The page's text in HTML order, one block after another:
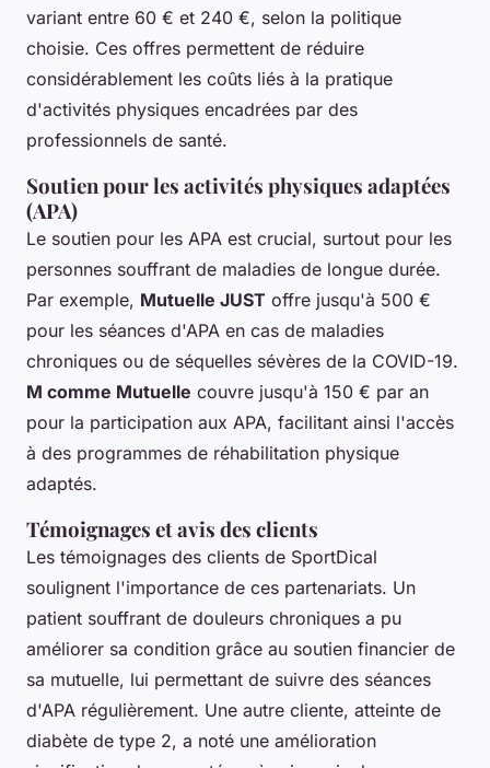
variant entre 60 € et 240 €, selon la politique
choisie. Ces offres permettent de réduire
considérablement les coûts liés à la pratique
d'activités physiques encadrées par des
professionnels de santé.
Soutien pour les activités physiques adaptées
(APA)
Le soutien pour les APA est crucial, surtout pour les
personnes souffrant de maladies de longue durée.
Par exemple, Mutuelle JUST offre jusqu'à 500 €
pour les séances d'APA en cas de maladies
chroniques ou de séquelles sévères de la COVID-19.
M comme Mutuelle couvre jusqu'à 150 € par an
pour la participation aux APA, facilitant ainsi l'accès
à des programmes de réhabilitation physique
adaptés.
Témoignages et avis des clients
Les témoignages des clients de SportDical
soulignent l'importance de ces partenariats. Un
patient souffrant de douleurs chroniques a pu
améliorer sa condition grâce au soutien financier de
sa mutuelle, lui permettant de suivre des séances
d'APA régulièrement. Une autre cliente, atteinte de
diabète de type 2, a noté une amélioration